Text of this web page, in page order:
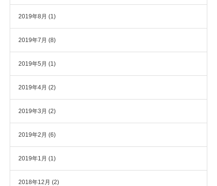
2019年8月 (1)
2019年7月 (8)
2019年5月 (1)
2019年4月 (2)
2019年3月 (2)
2019年2月 (6)
2019年1月 (1)
2018年12月 (2)